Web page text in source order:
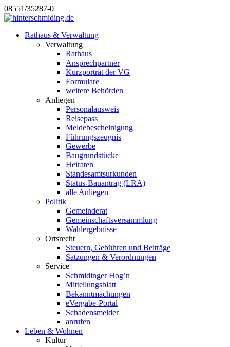
08551/35287-0
Rathaus & Verwaltung
Verwaltung
Rathaus
Ansprechpartner
Kurzporträt der VG
Formulare
weitere Behörden
Anliegen
Personalausweis
Reisepass
Meldebescheinigung
Führungszeugnis
Gewerbe
Baugrundstücke
Heiraten
Standesamtsurkunden
Status-Bauantrag (LRA)
alle Anliegen
Politik
Gemeinderat
Gemeinschaftsversammlung
Wahlergebnisse
Ortsrecht
Steuern, Gebühren und Beiträge
Satzungen & Verordnungen
Service
Schmidinger Hog’n
Mitteilungsblatt
Bekanntmachungen
eVergabe-Portal
Schadensmelder
anrufen
Leben & Wohnen
Kultur